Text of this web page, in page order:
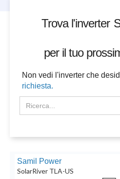
Trova l'inverter
per il tuo
Non vedi l'inverter che
richiesta.
Samil Power
SolarRiver TLA-US